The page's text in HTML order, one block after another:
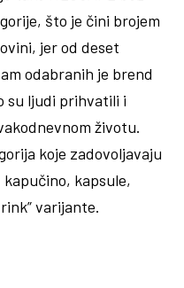
što je čini brojem
jer od deset
odabranih je brend
su ljudi prihvatili i
životu.
koje zadovoljavaju
kapsule,
varijante.